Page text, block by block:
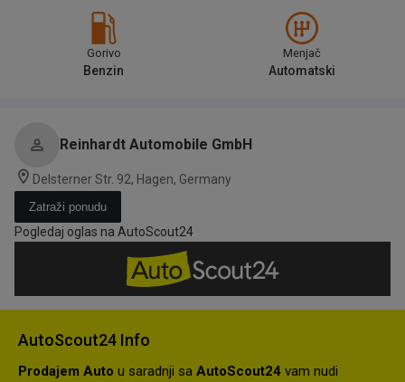
Gorivo
Benzin
Menjač
Automatski
Reinhardt Automobile GmbH
Delsterner Str. 92, Hagen, Germany
Zatraži ponudu
Pogledaj oglas na AutoScout24
AutoScout24 Info
Prodajem Auto u saradnji sa AutoScout24 vam nudi